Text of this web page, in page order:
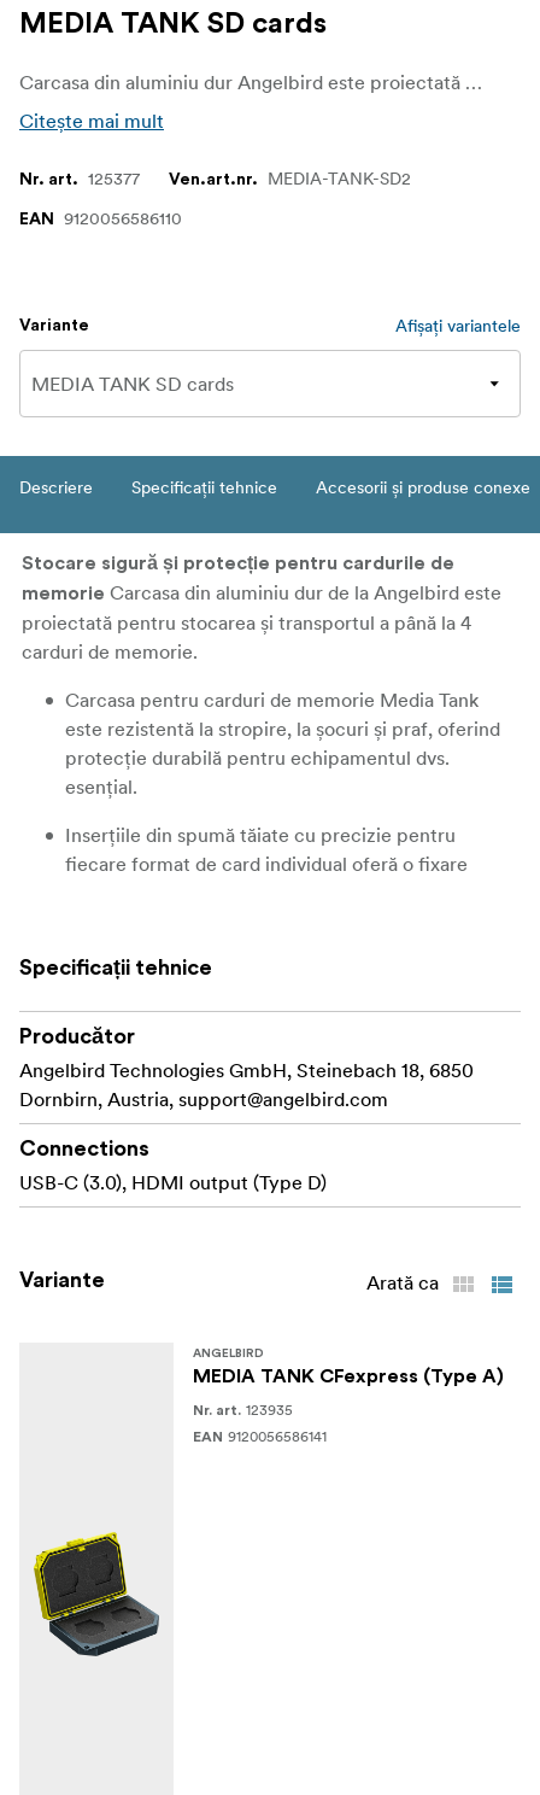
MEDIA TANK SD cards
Carcasa din aluminiu dur Angelbird este proiectată pentru a stoca și transporta până la 4 carduri de memorie și este prevăzută cu un mecanism de blocare sigură și durabilă care previne deschiderea accidentală a carcasei.
Citește mai mult
Nr. art. 125377 Ven.art.nr. MEDIA-TANK-SD2
EAN 9120056586110
Variante Afișați variantele
Descriere Specificații tehnice Accesorii și produse conexe
Stocare sigură și protecție pentru cardurile de
memorie Carcasa din aluminiu dur de la Angelbird este
proiectată pentru stocarea și transportul a până la 4
carduri de memorie.
Carcasa pentru carduri de memorie Media Tank
este rezistentă la stropire, la șocuri și praf, oferind
protecție durabilă pentru echipamentul dvs.
esențial.
Inserțiile din spumă tăiate cu precizie pentru
fiecare format de card individual oferă o fixare
menține carcasa închisă cu încredere, protejând
accidentală a carcasei.
într-o geantă de cameră sau în buzunarul din spate,
în timp ce culoarea galbenă strălucitoare o face
SISTEM DE BLOCARE DURABIL ȘI SIGUR PENTRU
. Media Tank de la Angelbird
durabilă Lock-Solid care previne deschiderea accidentală
Specificații tehnice
Producător
Angelbird Technologies GmbH, Steinebach 18, 6850
Dornbirn, Austria, support@angelbird.com
Connections
USB-C (3.0), HDMI output (Type D)
Variante Arată ca
ANGELBIRD
MEDIA TANK CFexpress (Type A)
Nr. art. 123935
EAN 9120056586141